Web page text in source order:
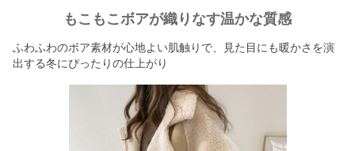
もこもこボアが織りなす温かな質感
ふわふわのボア素材が心地よい肌触りで、見た目にも暖かさを演
出する冬にぴったりの仕上がり